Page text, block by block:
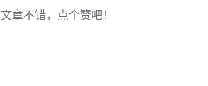
文章不错，点个赞吧！